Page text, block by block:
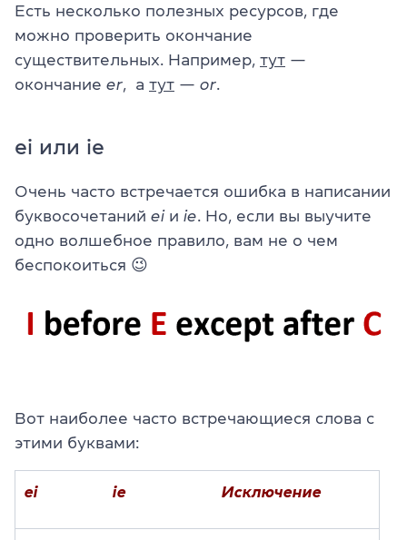
Есть несколько полезных ресурсов, где
можно проверить окончание
существительных. Например, тут —
окончание er , а тут — or
ei или ie
Очень часто встречается ошибка в написании
буквосочетаний eiи ie . Но, если вы выучите
одно волшебное правило, вам не о чем
беспокоиться 😉
Вот наиболее часто встречающиеся слова с
этими буквами:
ei ie Исключение